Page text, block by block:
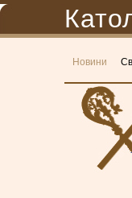
Новини